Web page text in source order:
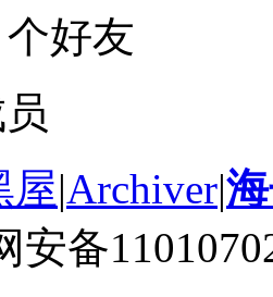
个好友
屋|Archiver|
安备